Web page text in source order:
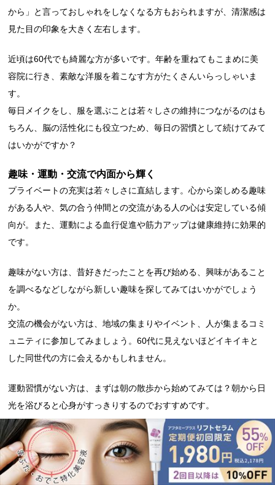
から」と言っておしゃれをしなくなる方もおられますが、清潔感は
見た目の印象を大きく左右します。
近頃は60代でも綺麗な方が多いです。年齢を重ねてもこまめに美
容院に行き、素敵な洋服を着こなす方がたくさんいらっしゃいま
す。
毎日メイクをし、服を選ぶことは若々しさの維持につながるのはも
ちろん、脳の活性化にも役立つため、毎日の習慣として続けてみて
はいかがですか？
趣味・運動・交流で内面から輝く
プライベートの充実は若々しさに直結します。心から楽しめる趣味
がある人や、気の合う仲間との交流がある人の心は安定している傾
向が。また、運動による血行促進や筋力アップは健康維持に効果的
です。
趣味がない方は、昔好きだったことを再び始める、興味があること
を調べるなどしながら新しい趣味を探してみてはいかがでしょう
か。
交流の機会がない方は、地域の集まりやイベント、人が集まるコミ
ュニティに参加してみましょう。60代に見えないほどイキイキと
した同世代の方に会えるかもしれません。
運動習慣がない方は、まずは朝の散歩から始めてみては？朝から日
光を浴びると心身がすっきりするのでおすすめです。
気になる場合は医療機関への相談も